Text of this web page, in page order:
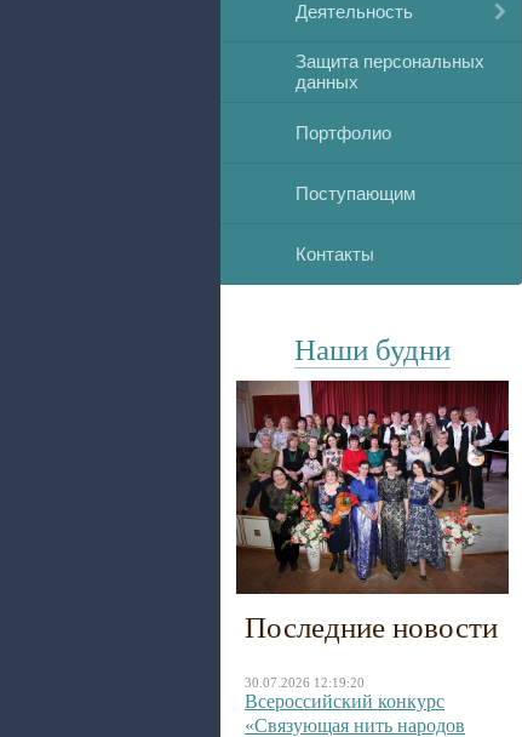
Деятельность
Защита персональных
данных
Портфолио
Поступающим
Контакты
Наши будни
Последние новости
30.07.2026 12:19:20
Всероссийский конкурс
«Связующая нить народов